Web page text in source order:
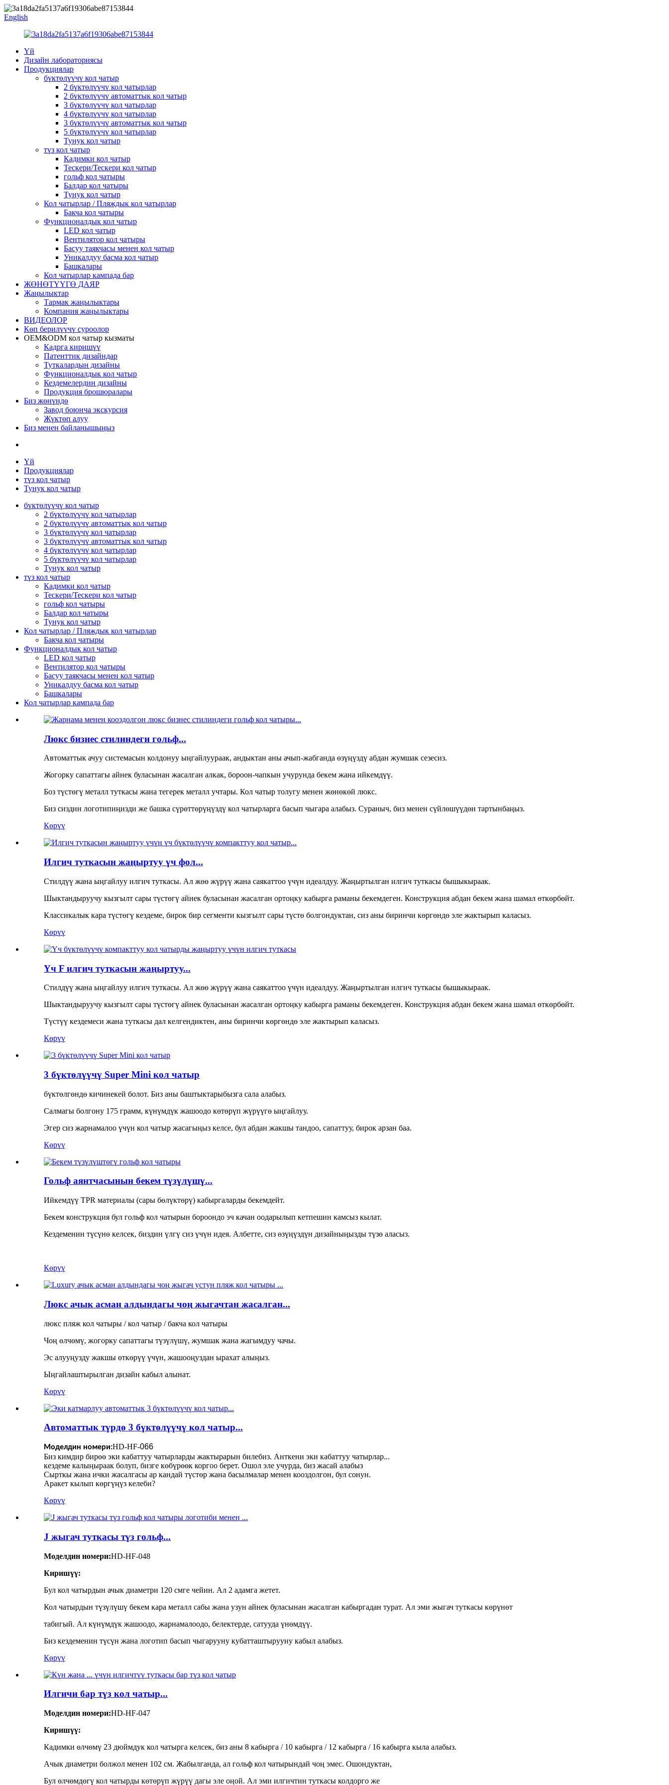
English
Үй
Дизайн лабораториясы
Продукциялар
бүктөлүүчү кол чатыр
2 бүктөлүүчү кол чатырлар
2 бүктөлүүчү автоматтык кол чатыр
3 бүктөлүүчү кол чатырлар
4 бүктөлүүчү кол чатырлар
3 бүктөлүүчү автоматтык кол чатыр
5 бүктөлүүчү кол чатырлар
Тунук кол чатыр
түз кол чатыр
Кадимки кол чатыр
Тескери/Тескери кол чатыр
гольф кол чатыры
Балдар кол чатыры
Тунук кол чатыр
Кол чатырлар / Пляждык кол чатырлар
Бакча кол чатыры
Функционалдык кол чатыр
LED кол чатыр
Вентилятор кол чатыры
Басуу таякчасы менен кол чатыр
Уникалдуу басма кол чатыр
Башкалары
Кол чатырлар кампада бар
ЖӨНӨТҮҮГӨ ДАЯР
Жаңылыктар
Тармак жаңылыктары
Компания жаңылыктары
ВИДЕОЛОР
Көп берилүүчү суроолор
OEM&ODM кол чатыр кызматы
Кадрга киришүү
Патенттик дизайндар
Туткалардын дизайны
Функционалдык кол чатыр
Кездемелердин дизайны
Продукция брошюралары
Биз жөнүндө
Завод боюнча экскурсия
Жүктөп алуу
Биз менен байланышыңыз
Үй
Продукциялар
түз кол чатыр
Тунук кол чатыр
бүктөлүүчү кол чатыр
2 бүктөлүүчү кол чатырлар
2 бүктөлүүчү автоматтык кол чатыр
3 бүктөлүүчү кол чатырлар
3 бүктөлүүчү автоматтык кол чатыр
4 бүктөлүүчү кол чатырлар
5 бүктөлүүчү кол чатырлар
Тунук кол чатыр
түз кол чатыр
Кадимки кол чатыр
Тескери/Тескери кол чатыр
гольф кол чатыры
Балдар кол чатыры
Тунук кол чатыр
Кол чатырлар / Пляждык кол чатырлар
Бакча кол чатыры
Функционалдык кол чатыр
LED кол чатыр
Вентилятор кол чатыры
Басуу таякчасы менен кол чатыр
Уникалдуу басма кол чатыр
Башкалары
Кол чатырлар кампада бар
Люкс бизнес стилиндеги гольф...
Автоматтык ачуу системасын колдонуу ыңгайлуураак, андыктан аны ачып-жабганда өзүңүздү абдан жумшак сезесиз.
Жогорку сапаттагы айнек буласынан жасалган алкак, бороон-чапкын учурунда бекем жана ийкемдүү.
Боз түстөгү металл туткасы жана тегерек металл учтары. Кол чатыр толугу менен жөнөкөй люкс.
Биз сиздин логотипиңизди же башка сүрөттөрүңүздү кол чатырларга басып чыгара алабыз. Сураныч, биз менен сүйлөшүүдөн тартынбаңыз.
Көрүү
Илгич туткасын жаңыртуу үч фол...
Стилдүү жана ыңгайлуу илгич туткасы. Ал жөө жүрүү жана саякаттоо үчүн идеалдуу. Жаңыртылган илгич туткасы бышыкыраак.
Шыктандыруучу кызгылт сары түстөгү айнек буласынан жасалган ортоңку кабырга раманы бекемдеген. Конструкция абдан бекем жана шамал өткөрбөйт.
Классикалык кара түстөгү кездеме, бирок бир сегменти кызгылт сары түстө болгондуктан, сиз аны биринчи көргөндө эле жактырып каласыз.
Көрүү
Үч F илгич туткасын жаңыртуу...
Стилдүү жана ыңгайлуу илгич туткасы. Ал жөө жүрүү жана саякаттоо үчүн идеалдуу. Жаңыртылган илгич туткасы бышыкыраак.
Шыктандыруучу кызгылт сары түстөгү айнек буласынан жасалган ортоңку кабырга раманы бекемдеген. Конструкция абдан бекем жана шамал өткөрбөйт.
Түстүү кездемеси жана туткасы дал келгендиктен, аны биринчи көргөндө эле жактырып каласыз.
Көрүү
3 бүктөлүүчү Super Mini кол чатыр
бүктөлгөндө кичинекей болот. Биз аны баштыктарыбызга сала алабыз.
Салмагы болгону 175 грамм, күнүмдүк жашоодо көтөрүп жүрүүгө ыңгайлуу.
Эгер сиз жарнамалоо үчүн кол чатыр жасагыңыз келсе, бул абдан жакшы тандоо, сапаттуу, бирок арзан баа.
Көрүү
Гольф аянтчасынын бекем түзүлүшү...
Ийкемдүү TPR материалы (сары бөлүктөрү) кабыргаларды бекемдейт.
Бекем конструкция бул гольф кол чатырын бороондо эч качан оодарылып кетпешин камсыз кылат.
Кездеменин түсүнө келсек, биздин үлгү сиз үчүн идея. Албетте, сиз өзүңүздүн дизайныңызды түзө аласыз.
Көрүү
Люкс ачык асман алдындагы чоң жыгачтан жасалган...
люкс пляж кол чатыры / кол чатыр / бакча кол чатыры
Чоң өлчөмү, жогорку сапаттагы түзүлүшү, жумшак жана жагымдуу чачы.
Эс алууңузду жакшы өткөрүү үчүн, жашооңуздан ырахат алыңыз.
Ыңгайлаштырылган дизайн кабыл алынат.
Көрүү
Автоматтык түрдө 3 бүктөлүүчү кол чатыр...
Моделдин номери:HD-HF-066
Биз кимдир бирөө эки кабаттуу чатырларды жактырарын билебиз. Анткени эки кабаттуу чатырлар...
кездеме калыңыраак болуп, бизге көбүрөөк коргоо берет. Ошол эле учурда, биз жасай алабыз
Сырткы жана ички жасалгасы ар кандай түстөр жана басылмалар менен кооздолгон, бул сонун.
Аракет кылып көргүңүз келеби?
Көрүү
J жыгач туткасы түз гольф...
Моделдин номери:HD-HF-048
Киришүү:
Бул кол чатырдын ачык диаметри 120 смге чейин. Ал 2 адамга жетет.
Кол чатырдын түзүлүшү бекем кара металл сабы жана узун айнек буласынан жасалган кабыргадан турат. Ал эми жыгач туткасы көрүнөт
табигый. Ал күнүмдүк жашоодо, жарнамалоодо, белектерде, сатууда үнөмдүү.
Биз кездеменин түсүн жана логотип басып чыгарууну кубатташтырууну кабыл алабыз.
Көрүү
Илгичи бар түз кол чатыр...
Моделдин номери:HD-HF-047
Киришүү:
Кадимки өлчөмү 23 дюймдук кол чатырга келсек, биз аны 8 кабырга / 10 кабырга / 12 кабырга / 16 кабырга кыла алабыз.
Ачык диаметри болжол менен 102 см. Жабылганда, ал гольф кол чатырындай чоң эмес. Ошондуктан,
Бул өлчөмдөгү кол чатырды көтөрүп жүрүү дагы эле оңой. Ал эми илгичтин туткасы колдорго же